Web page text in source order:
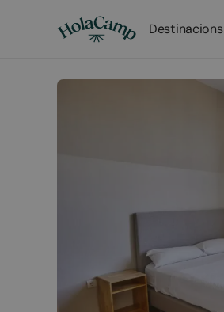
Destinacions